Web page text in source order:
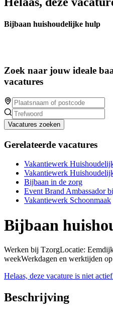
Bijbaan huishoudelijke hulp
Zoek naar jouw ideale
vacatures
Vacatures zoeken
Gerelateerde vacatures
Vakantiewerk
Vakantiewerk
Bijbaan in de zorg
Event Brand Ambassador
Vakantiewerk Schoonmaak
Bijbaan
Werken bij TzorgLocatie:
weekWerkdagen en werktijden
Helaas, deze vacature is niet
Beschrijving